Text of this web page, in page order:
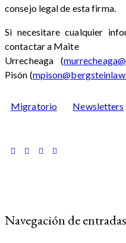
consejo legal de esta firma.
Si necesitare cualquier
contactar a Maite
Urrecheaga (
Pisón (
Migratorio Newsletters
Navegación de entradas